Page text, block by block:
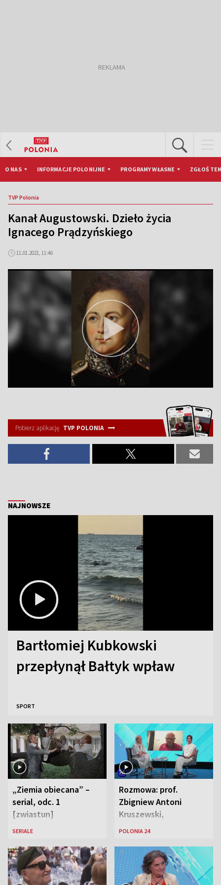
O NAS INFORMACJE POLONIJNE PROGRAMY WŁASNE ZGŁOŚ
TVP Polonia
Kanał Augustowski. Dzieło życia
Ignacego Prądzyńskiego
11.01.2021, 11:46
Pobierz aplikację TVP POLONIA
NAJNOWSZE
Bartłomiej Kubkowski
przepłynął Bałtyk wpław
SPORT
„Ziemia obiecana” –
serial, odc. 1
[zwiastun]
SERIALE
Rozmowa: prof.
Zbigniew Antoni
Kruszewski,
Powstaniec
Zaryan, piosenkarka
POLONIA 24